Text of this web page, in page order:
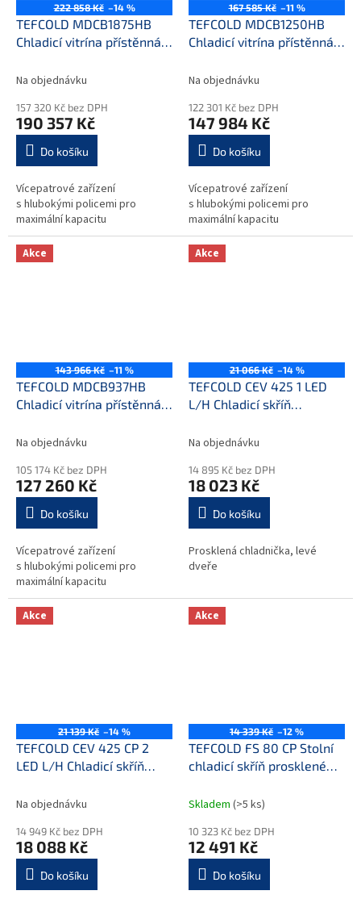
222 858 Kč –14 %
TEFCOLD MDCB1875HB
Chladicí vitrína přístěnná,
Na objednávku
157 320 Kč bez DPH
190 357 Kč
Do košíku
Vícepatrové zařízení
s hlubokými policemi pro
maximální kapacitu
167 585 Kč –11 %
TEFCOLD MDCB1250HB
Chladicí vitrína přístěnná,
Na objednávku
122 301 Kč bez DPH
147 984 Kč
Do košíku
Vícepatrové zařízení
s hlubokými policemi pro
maximální kapacitu
Akce
143 966 Kč –11 %
TEFCOLD MDCB937HB
Chladicí vitrína přístěnná,
Na objednávku
105 174 Kč bez DPH
127 260 Kč
Do košíku
Vícepatrové zařízení
s hlubokými policemi pro
maximální kapacitu
Akce
21 066 Kč –14 %
TEFCOLD CEV 425 1 LED
L/H Chladicí skříň
Na objednávku
14 895 Kč bez DPH
18 023 Kč
Do košíku
Prosklená chladnička, levé
dveře
Akce
21 139 Kč –14 %
TEFCOLD CEV 425 CP 2
LED L/H Chladicí skříň
Na objednávku
14 949 Kč bez DPH
18 088 Kč
Do košíku
Akce
14 339 Kč –12 %
TEFCOLD FS 80 CP Stolní
chladicí skříň prosklené
Skladem (>5 ks)
10 323 Kč bez DPH
12 491 Kč
Do košíku